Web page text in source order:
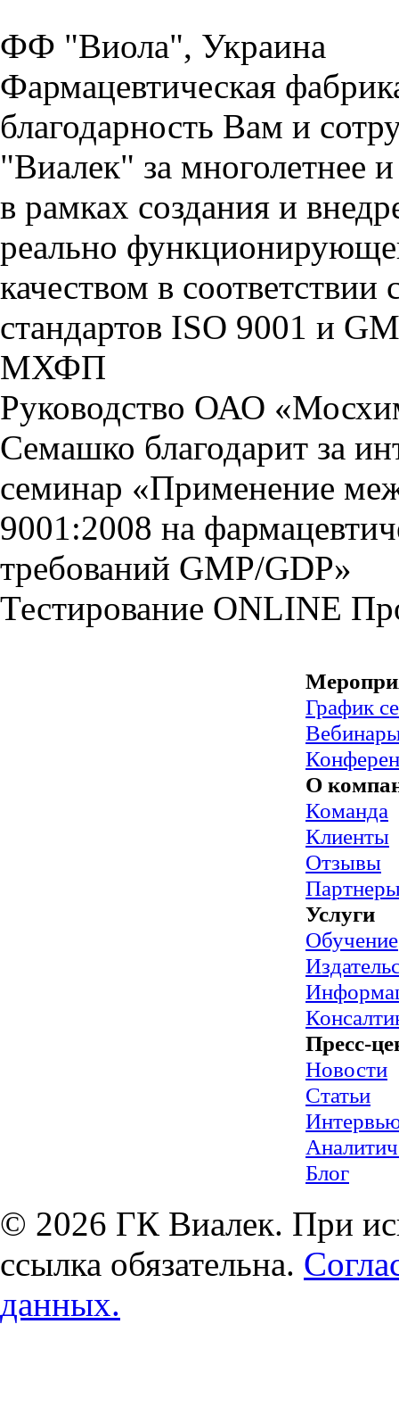
ФФ "Виола", Украина
Фармацевтическая
благодарность Вам и
"Виалек" за многолетнее
в рамках создания и
реально
качеством в
стандартов ISO 9001 и
МХФП
Руководство ОАО
Семашко благодарит за
семинар «Применение
9001:2008 на
требований GMP/GDP»
Тестирование ONLINE
График
О
Команда
Клиенты
Отзывы
Услуги
Обучение
Пресс-
Новости
Статьи
Блог
© 2026 ГК Виалек. При
ссылка обязательна.
данных.